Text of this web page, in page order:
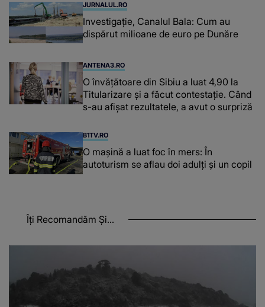
JURNALUL.RO
Investigație, Canalul Bala: Cum au
dispărut milioane de euro pe Dunăre
ANTENA3.RO
O învățătoare din Sibiu a luat 4,90 la
Titularizare și a făcut contestație. Când
s-au afișat rezultatele, a avut o surpriză
B1TV.RO
O maşină a luat foc în mers: În
autoturism se aflau doi adulți și un copil
Îți Recomandăm Și...